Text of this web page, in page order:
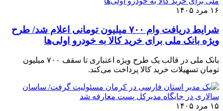
۱۶ مرد ۱۴۰۵
شرایط دریافت وام ۷۰۰ میلیون تومانی اعلام شد/ طرح
ویژه بانک ملی برای خرید کالا به خودرو اولی‌ها
بانک ملی در قالب یک طرح ویژه اعتباری تا سقف ۷۰۰ میلیون
تومان تسهیلات خرید کالا پرداخت می‌کند.
۱۵ مرد ۱۴۰۵